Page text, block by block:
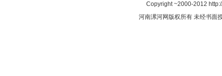
Copyright ~2000-2012
河南漯河网版权所有 未经书面